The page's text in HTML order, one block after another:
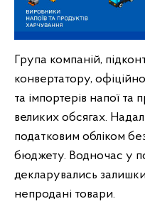
Група компаній,
конвертатору,
та імпортерів напої
великих обсягах.
податковим обліком
бюджету. Водночас у
декларувались
непродані товари.